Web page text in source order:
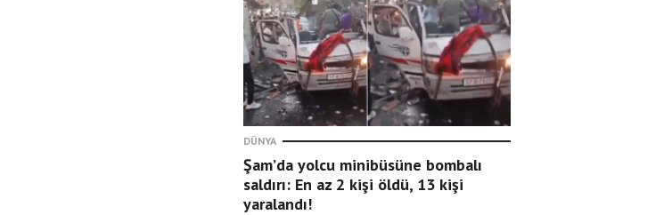
DÜNYA
Şam’da yolcu minibüsüne bombalı
saldırı: En az 2 kişi öldü, 13 kişi
yaralandı!